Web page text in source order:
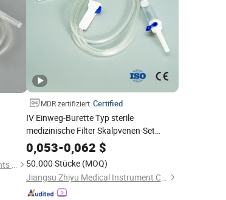
Ningbo Sintrue Medical Instruments Co., Ltd.
MDR zertifiziert Certified
IV Einweg-Burette Typ sterile
medizinische Filter Skalpvenen-Set
Infusionsset mit CE SGS ISO vom
Hersteller für den
Krankenhausgebrauch
0,053-0,062 $
50.000 Stücke (MOQ)
Jiangsu Zhiyu Medical Instrument Co., Ltd.